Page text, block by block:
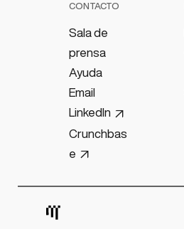
CONTACTO
Sala de
prensa
Ayuda
Email
LinkedIn
Crunchbas
e